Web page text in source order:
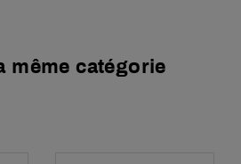
même catégorie